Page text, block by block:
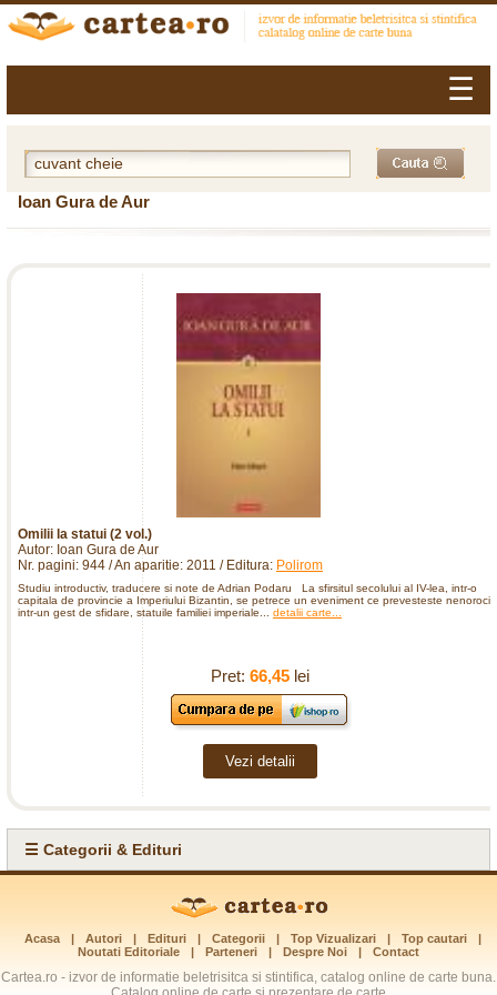
☰
Ioan Gura de Aur
Omilii la statui (2 vol.)
Autor: Ioan Gura de Aur
Nr. pagini: 944 / An aparitie: 2011 / Editura: Polirom
Studiu introductiv, traducere si note de Adrian Podaru La sfirsitul secolului al IV-lea, intr-o
capitala de provincie a Imperiului Bizantin, se petrece un eveniment ce prevesteste
intr-un gest de sfidare, statuile familiei imperiale... detalii carte...
Pret: 66,45lei
Vezi detalii
☰ Categorii & Edituri
Acasa Autori Edituri Categorii Top Vizualizari Top cautari
Noutati Editoriale
Parteneri Despre Noi Contact
Cartea.ro - izvor de informatie beletrisitca si stintifica, catalog online de carte buna.